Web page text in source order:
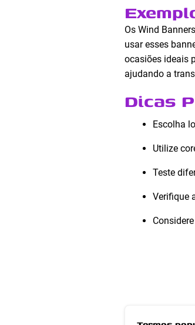
Os Wind
usar esses
ocasiões ideais
ajudando a
Dicas
Escolha
Utilize
Teste
Verifique